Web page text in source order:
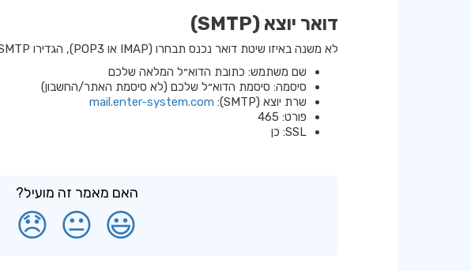
דואר יוצא (SMTP)
לא משנה באיזו שיטת דואר נכנס תבחרו (IMAP או POP3), הגדירו SMTP לצורך שליחת דוא״ל:
שם משתמש: כתובת הדוא״ל המלאה שלכם
סיסמה: סיסמת הדוא״ל שלכם (לא סיסמת האתר/החשבון)
שרת יוצא (SMTP):
mail.enter-system.com
פורט: 465
SSL: כן
האם מאמר זה מועיל?
😃
😐
😞